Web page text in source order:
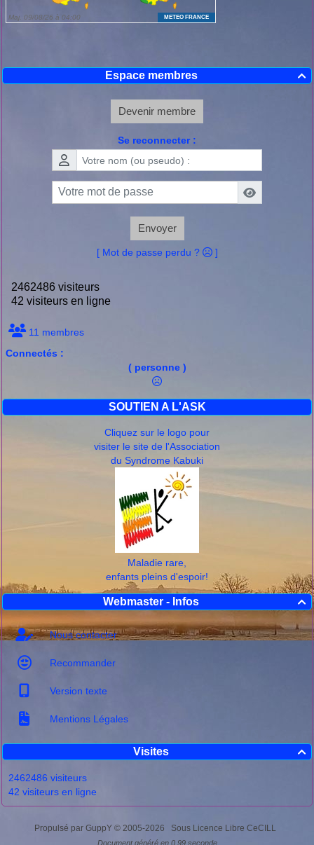

Espace membres
Devenir membre
Se reconnecter :
Envoyer
[ Mot de passe perdu ? ]
2462486 visiteurs
42 visiteurs en ligne
11 membres
Connectés :
( personne )
SOUTIEN A L'ASK
Cliquez sur le logo pour
visiter le site de l'Association
du Syndrome Kabuki
Maladie rare,
enfants pleins d'espoir!

Webmaster - Infos
Nous contacter
Recommander
Version texte
Mentions Légales

Visites
2462486 visiteurs
42 visiteurs en ligne
Propulsé par GuppY © 2005-2026 Sous Licence Libre CeCILL
Document généré en 0.99 seconde